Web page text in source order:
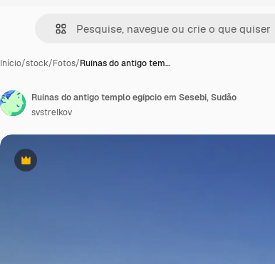
Início/stock/Fotos/Ruínas do antigo tem…
Premium
Ruínas do antigo templo egípcio em Sesebi, Sudão
svstrelkov